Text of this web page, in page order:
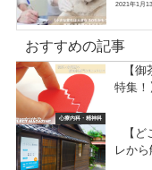
2021年1月13
おすすめの記事
心療内科・精神科
【
特集！
【
レか